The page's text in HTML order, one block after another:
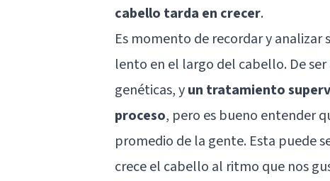
cabello tarda en crecer.
Es momento de recordar y analizar
lento en el largo del cabello. De
genéticas, yun tratamiento
proceso, pero es bueno entender
promedio de la gente. Esta puede
crece el cabello al ritmo que nos